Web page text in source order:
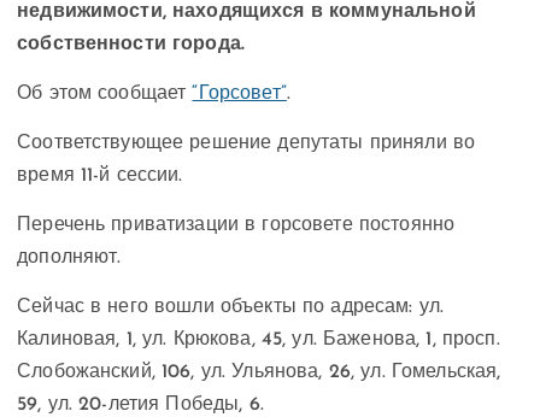
недвижимости, находящихся в коммунальной
собственности города.
Об этом сообщает“Горсовет”.
Соответствующее решение депутаты приняли во
время 11-й сессии.
Перечень приватизации в горсовете постоянно
дополняют.
Сейчас в него вошли объекты по адресам: ул.
Калиновая, 1, ул. Крюкова, 45, ул. Баженова, 1, просп.
Слобожанский, 106, ул. Ульянова, 26, ул. Гомельская,
59, ул. 20-летия Победы, 6.